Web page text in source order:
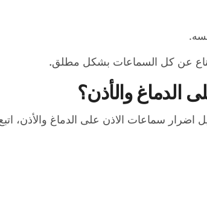
عن كل السماعات بشكل مطلق.
الدماغ والأذن؟
اضرار سماعات الاذن على الدماغ